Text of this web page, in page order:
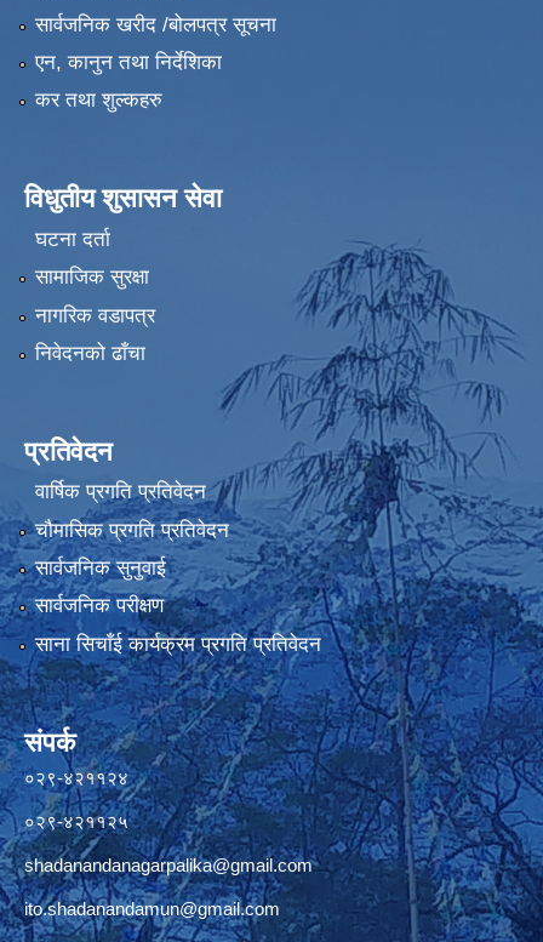
सार्वजनिक खरीद /बोलपत्र सूचना
एन, कानुन तथा निर्देशिका
कर तथा शुल्कहरु
विधुतीय शुसासन सेवा
घटना दर्ता
सामाजिक सुरक्षा
नागरिक वडापत्र
निवेदनको ढाँचा
प्रतिवेदन
वार्षिक प्रगति प्रतिवेदन
चौमासिक प्रगति प्रतिवेदन
सार्वजनिक सुनुवाई
सार्वजनिक परीक्षण
साना सिचाँई कार्यक्रम प्रगति प्रतिवेदन
संपर्क
०२९-४२११२४
०२९-४२११२५
shadanandanagarpalika@gmail.com
ito.shadanandamun@gmail.com